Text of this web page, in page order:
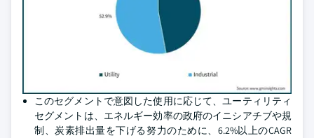
このセグメントで意図した使用に応じて、ユーティリティ
セグメントは、エネルギー効率の政府のイニシアチブや規
制、炭素排出量を下げる努力のために、6.2%以上のCAGR